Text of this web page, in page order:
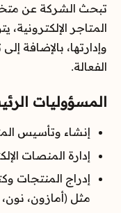
تبحث الشركة عن
المتاجر
وإدارتها، بالإضافة
الفعالة.
المسؤوليات
إنشاء وتأسيس
إدارة المنصات
إدراج المنتجات
مثل (أمازون،